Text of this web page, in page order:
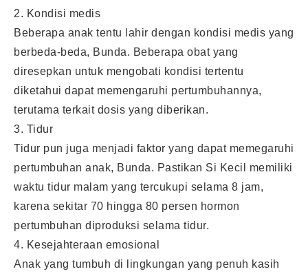
2. Kondisi medis
Beberapa anak tentu lahir dengan kondisi medis yang
berbeda-beda, Bunda. Beberapa obat yang
diresepkan untuk mengobati kondisi tertentu
diketahui dapat memengaruhi pertumbuhannya,
terutama terkait dosis yang diberikan.
3. Tidur
Tidur pun juga menjadi faktor yang dapat memegaruhi
pertumbuhan anak, Bunda. Pastikan Si Kecil memiliki
waktu tidur malam yang tercukupi selama 8 jam,
karena sekitar 70 hingga 80 persen hormon
pertumbuhan diproduksi selama tidur.
4. Kesejahteraan emosional
Anak yang tumbuh di lingkungan yang penuh kasih